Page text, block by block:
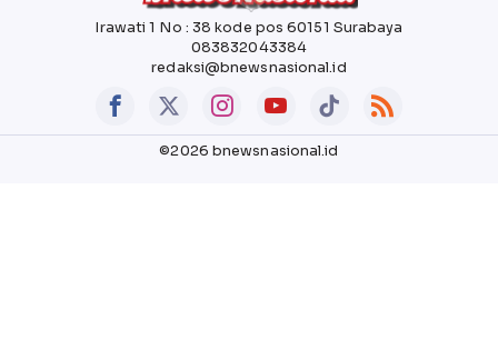
Irawati 1 No : 38 kode pos 60151 Surabaya
083832043384
redaksi@bnewsnasional.id
©2026 bnewsnasional.id